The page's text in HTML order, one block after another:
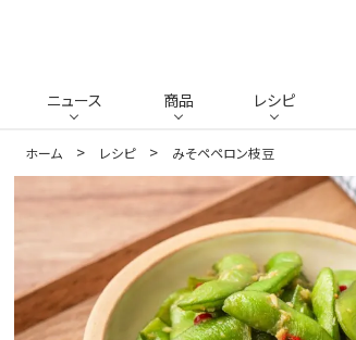
ニュース 商品 レシピ
ホーム レシピ みそペペロン枝豆